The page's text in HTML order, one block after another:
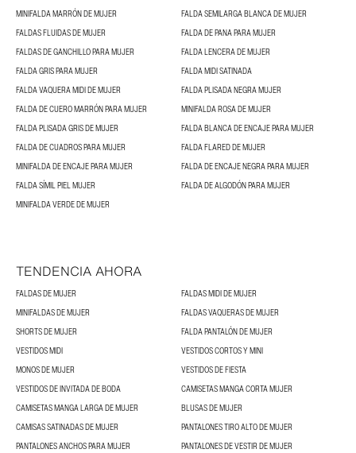
MINIFALDA MARRÓN DE MUJER
FALDA SEMILARGA BLANCA DE MUJER
FALDAS FLUIDAS DE MUJER
FALDA DE PANA PARA MUJER
FALDAS DE GANCHILLO PARA MUJER
FALDA LENCERA DE MUJER
FALDA GRIS PARA MUJER
FALDA MIDI SATINADA
FALDA VAQUERA MIDI DE MUJER
FALDA PLISADA NEGRA MUJER
FALDA DE CUERO MARRÓN PARA MUJER
MINIFALDA ROSA DE MUJER
FALDA PLISADA GRIS DE MUJER
FALDA BLANCA DE ENCAJE PARA MUJER
FALDA DE CUADROS PARA MUJER
FALDA FLARED DE MUJER
MINIFALDA DE ENCAJE PARA MUJER
FALDA DE ENCAJE NEGRA PARA MUJER
FALDA SÍMIL PIEL MUJER
FALDA DE ALGODÓN PARA MUJER
MINIFALDA VERDE DE MUJER
TENDENCIA AHORA
FALDAS DE MUJER
FALDAS MIDI DE MUJER
MINIFALDAS DE MUJER
FALDAS VAQUERAS DE MUJER
SHORTS DE MUJER
FALDA PANTALÓN DE MUJER
VESTIDOS MIDI
VESTIDOS CORTOS Y MINI
MONOS DE MUJER
VESTIDOS DE FIESTA
VESTIDOS DE INVITADA DE BODA
CAMISETAS MANGA CORTA MUJER
CAMISETAS MANGA LARGA DE MUJER
BLUSAS DE MUJER
CAMISAS SATINADAS DE MUJER
PANTALONES TIRO ALTO DE MUJER
PANTALONES ANCHOS PARA MUJER
PANTALONES DE VESTIR DE MUJER